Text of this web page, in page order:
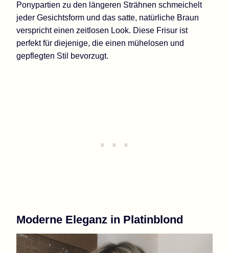
Ponypartien zu den längeren Strähnen schmeichelt
jeder Gesichtsform und das satte, natürliche Braun
verspricht einen zeitlosen Look. Diese Frisur ist
perfekt für diejenige, die einen mühelosen und
gepflegten Stil bevorzugt.
Moderne Eleganz in Platinblond